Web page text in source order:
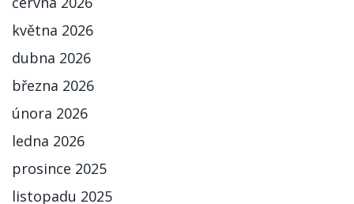
května 2026
dubna 2026
března 2026
února 2026
ledna 2026
prosince 2025
listopadu 2025